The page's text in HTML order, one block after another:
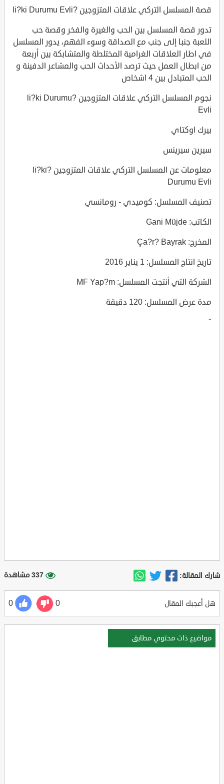
قصة المسلسل التركي علاقات المتزوجين ?li?ki Durumu Evli
تدور قصة المسلسل بين الحب والغيرة والفخر وقصة حب
اللعبة جنبا إلى جنب مع الصداقة وسوء الفهم، يدور المسلسل
في اطار العلاقات الغرامية المختلطة والمتشابكة بين أربعة
من ابطال العمل حيث ترصد الأحداث الحب والمشاعر الدفينة و
الحب المتبادل بين 4 اشخاص
نجوم المسلسل التركي علاقات المتزوجين ?li?ki Durumu
Evli
بيرك اوكتاي
سيرين سيرينس
معلومات عن المسلسل التركي علاقات المتزوجين ?li?ki
Durumu Evli
تصنيف المسلسل: كوميدي - رومانسي
الكاتب: Gani Müjde
المخرج: Ça?r? Bayrak
تاريخ انتاج المسلسل: 1 يناير 2016
الشركة التي أنتجت المسلسل: MF Yap?m
مدة عرض المسلسل: 120 دقيقة
"
شارك المقالة: 337 مشاهدة
هل أعجبك المقال 0
0
مواضيع ذات محتوي مطابق